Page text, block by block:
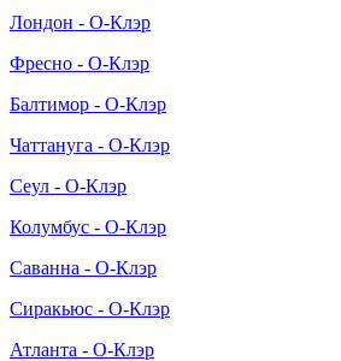
Лондон - О-Клэр
Фресно - О-Клэр
Балтимор - О-Клэр
Чаттануга - О-Клэр
Сеул - О-Клэр
Колумбус - О-Клэр
Саванна - О-Клэр
Сиракьюс - О-Клэр
Атланта - О-Клэр